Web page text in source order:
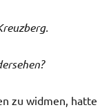
zu widmen, hatte